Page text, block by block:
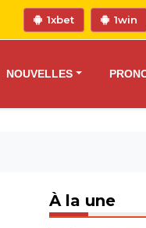
1xbet 1win
NOUVELLES
À la une